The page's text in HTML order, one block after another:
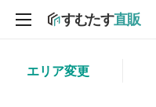
エリア変更